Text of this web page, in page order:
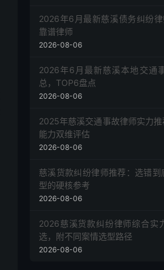
2026年6月最新慈溪债务纠纷
靠谱律师
2026-08-06
2026年6月最新慈溪本地交通
总，TOP6盘点
2026-08-06
2025年慈溪交通事故律师实力
能力双维评估
2026-08-06
慈溪货款纠纷律师推荐：选错
型的硬核参考
2026-08-06
2026慈溪货款纠纷律师综合实
选，附不同案情选型路径
2026-08-06